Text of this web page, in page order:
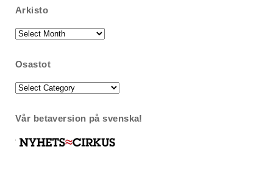
Arkisto
Arkisto
Osastot
Osastot
Vår betaversion på svenska!